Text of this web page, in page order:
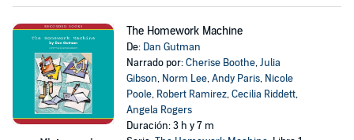
The Homework Machine
De: Dan Gutman
Narrado por:Cherise Boothe,Julia
Gibson, Norm Lee,Andy Paris, Nicole
Poole, Robert Ramirez,Cecilia Riddett,
Angela Rogers
Duración: 3 h y 7 m